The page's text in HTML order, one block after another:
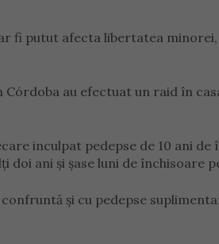
fi putut afecta libertatea minorei,
au efectuat un raid în
inculpat pedepse de 10 ani
ani și șase luni de închisoare
și cu pedepse